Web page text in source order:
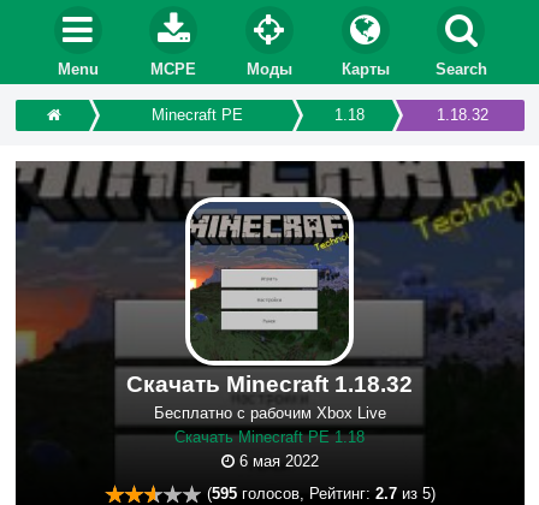
Menu MCPE Моды Карты Search
Minecraft PE 1.18 1.18.32
Скачать Minecraft 1.18.32
Бесплатно с рабочим Xbox Live
Скачать Minecraft PE 1.18
6 мая 2022
(595голосов, Рейтинг: 2.7из 5)